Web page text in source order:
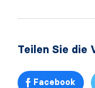
Teilen Sie die
Facebook